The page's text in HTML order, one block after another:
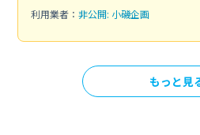
利用業者： 非公開: 小磯企画
もっと見